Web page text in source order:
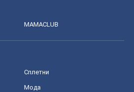
MAMACLUB
Сплетни
Мода